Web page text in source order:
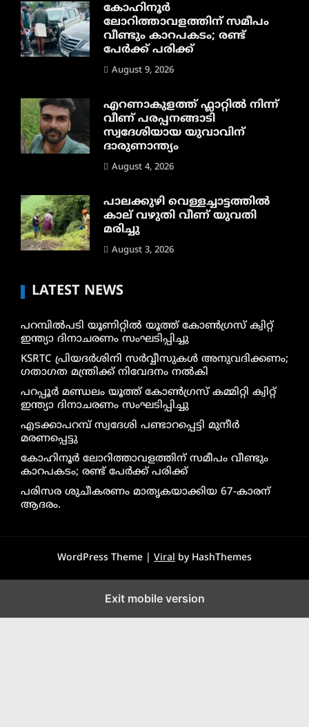
കോഹിനൂർ
ലോറിത്താവളത്തിന് സമീപം
വീണ്ടും കാറപകടം; രണ്ട്
പേർക്ക് പരിക്ക്
August 9, 2026
എറണാകുളത്ത് ഫ്ലാറ്റിൽ നിന്ന്
വീണ് പരപ്പനങ്ങാടി
സ്വദേശിയായ യുവാവിന്
ദാരുണാന്ത്യം
August 4, 2026
പാലക്കുഴി വെള്ളച്ചാട്ടത്തില്‍
കാല് വഴുതി വീണ് യുവതി
മരിച്ചു
August 3, 2026
LATEST NEWS
പറമ്പിൽപടി യൂണിറ്റിൽ യൂത്ത് കോൺഗ്രസ് ക്വിറ്റ്
ഇന്ത്യാ ദിനാചരണം സംഘടിപ്പിച്ചു
KSRTC പ്രിയദർശിനി സർവ്വീസുകൾ അനുവദിക്കണം;
ഗതാഗത മന്ത്രിക്ക് നിവേദനം നൽകി
പറപ്പൂർ മണ്ഡലം യൂത്ത് കോൺഗ്രസ് കമ്മിറ്റി ക്വിറ്റ്
ഇന്ത്യാ ദിനാചരണം സംഘടിപ്പിച്ചു
എടക്കാപറമ്പ് സ്വദേശി പണ്ടാറപ്പെട്ടി മുനീർ
മരണപ്പെട്ടു
കോഹിനൂർ ലോറിത്താവളത്തിന് സമീപം വീണ്ടും
കാറപകടം; രണ്ട് പേർക്ക് പരിക്ക്
പരിസര ശുചീകരണം മാതൃകയാക്കിയ 67-കാരന്
ആദരം.
WordPress Theme | Viral by HashThemes
Exit mobile version